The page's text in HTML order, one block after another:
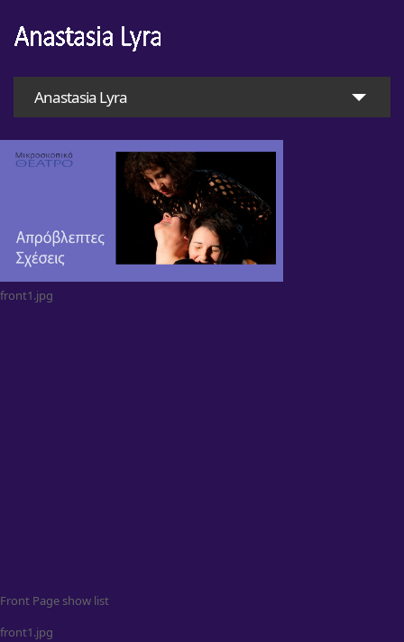
Anastasia Lyra
front1.jpg
Front Page show list
front1.jpg